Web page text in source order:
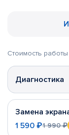
Стоимость
Диагностика
Замена
1 590 ₽1 990 ₽